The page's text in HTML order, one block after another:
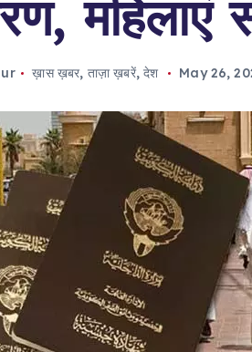
महिलाएं
ख़ास ख़बर, ताज़ा ख़बरें,देश May 26,